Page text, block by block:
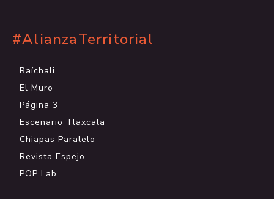
#AlianzaTerritorial
Raíchali
El Muro
Página 3
Escenario Tlaxcala
Chiapas Paralelo
Revista Espejo
POP Lab